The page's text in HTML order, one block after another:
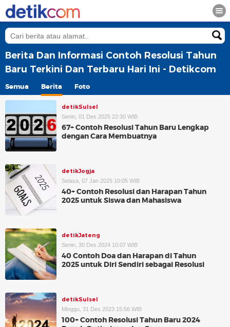
Berita Dan Informasi Contoh Resolusi Tahun
Baru Terkini Dan Terbaru Hari Ini - Detikcom
Semua Berita Foto
detikSulsel
Senin, 01 Des 2025 22:30 WIB
67+ Contoh Resolusi Tahun Baru Lengkap
dengan Cara Membuatnya
detikJogja
Selasa, 07 Jan 2025 10:05 WIB
40+ Contoh Resolusi dan Harapan Tahun
2025 untuk Siswa dan Mahasiswa
detikJateng
Senin, 30 Des 2024 10:07 WIB
40 Contoh Doa dan Harapan di Tahun
2025 untuk Diri Sendiri sebagai Resolusi
detikSulsel
Minggu, 31 Des 2023 15:56 WIB
100+ Contoh Resolusi Tahun Baru 2024